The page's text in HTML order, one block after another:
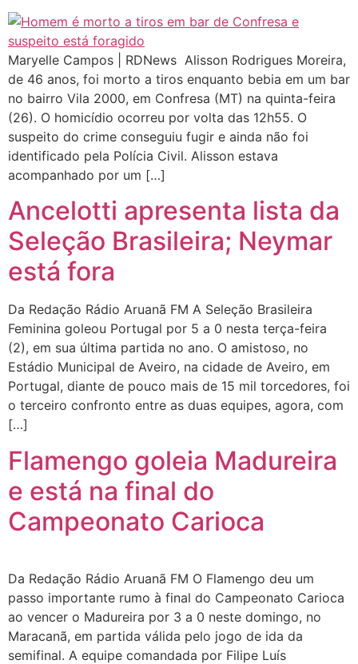
Maryelle Campos | RDNews Alisson Rodrigues Moreira,
de 46 anos, foi morto a tiros enquanto bebia em um bar
no bairro Vila 2000, em Confresa (MT) na quinta-feira
(26). O homicídio ocorreu por volta das 12h55. O
suspeito do crime conseguiu fugir e ainda não foi
identificado pela Polícia Civil. Alisson estava
acompanhado por um […]
Ancelotti apresenta lista da
Seleção Brasileira; Neymar
está fora
Da Redação Rádio Aruanã FM A Seleção Brasileira
Feminina goleou Portugal por 5 a 0 nesta terça-feira
(2), em sua última partida no ano. O amistoso, no
Estádio Municipal de Aveiro, na cidade de Aveiro, em
Portugal, diante de pouco mais de 15 mil torcedores, foi
o terceiro confronto entre as duas equipes, agora, com
[…]
Flamengo goleia Madureira
e está na final do
Campeonato Carioca
Da Redação Rádio Aruanã FM O Flamengo deu um
passo importante rumo à final do Campeonato Carioca
ao vencer o Madureira por 3 a 0 neste domingo, no
Maracanã, em partida válida pelo jogo de ida da
semifinal. A equipe comandada por Filipe Luís